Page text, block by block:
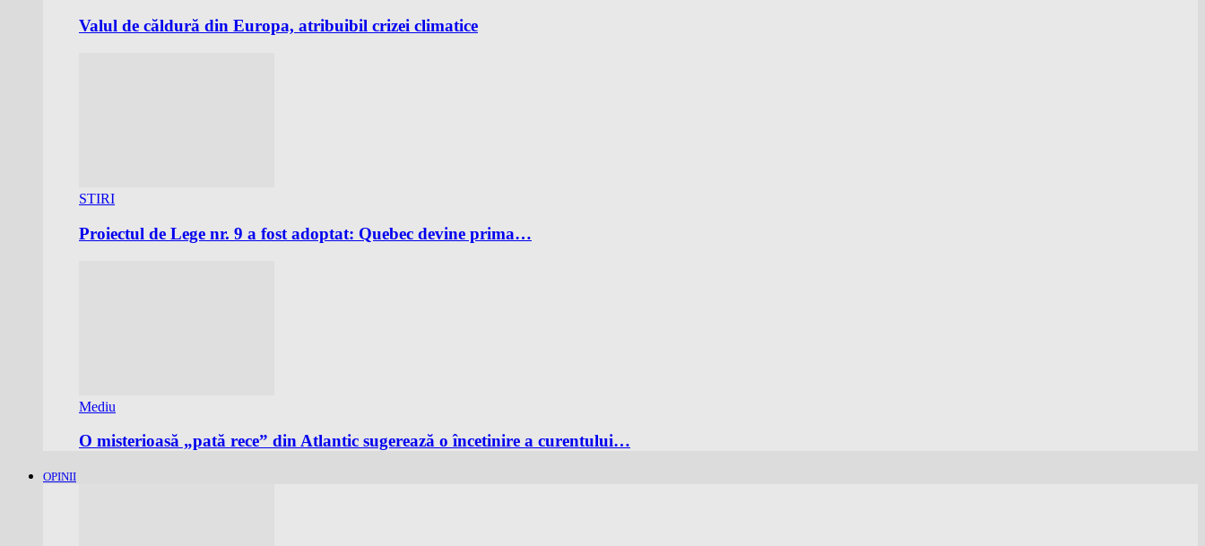
Valul de căldură din Europa, atribuibil crizei climatice
STIRI
Proiectul de Lege nr. 9 a fost adoptat: Quebec devine prima…
Mediu
O misterioasă „pată rece” din Atlantic sugerează o încetinire a curentului…
OPINII